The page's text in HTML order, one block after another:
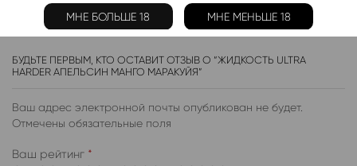
Отзывов пока нет.
БУДЬТЕ ПЕРВЫМ, КТО ОСТАВИТ ОТЗЫВ О “ЖИДКОСТЬ ULTRA
HARDER АПЕЛЬСИН МАНГО МАРАКУЙЯ”
Ваш адрес электронной почты опубликован не будет.
Отмечены обязательные поля
Ваш рейтинг *
МНЕ БОЛЬШЕ 18 МНЕ МЕНЬШЕ 18